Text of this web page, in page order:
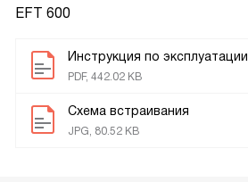
EFT 600
Инструкция по эксплуатации
PDF, 442.02 KB
Схема встраивания
JPG, 80.52 KB